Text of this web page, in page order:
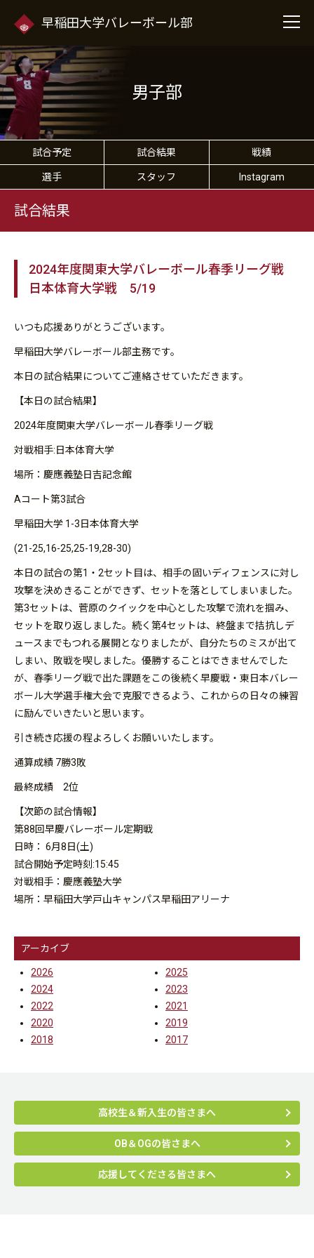
早稲田大学バレーボール部
男子部
試合予定 試合結果 戦績
選手 スタッフ Instagram
試合結果
2024年度関東大学バレーボール春季リーグ戦
日本体育大学戦 5/19
いつも応援ありがとうございます。
早稲田大学バレーボール部主務です。
本日の試合結果についてご連絡させていただきます。
【本日の試合結果】
2024年度関東大学バレーボール春季リーグ戦
対戦相手:日本体育大学
場所：慶應義塾日吉記念館
Aコート第3試合
早稲田大学 1-3日本体育大学
(21-25,16-25,25-19,28-30)
本日の試合の第1・2セット目は、相手の固いディフェンスに対し
攻撃を決めきることができず、セットを落としてしまいました。
第3セットは、菅原のクイックを中心とした攻撃で流れを掴み、
セットを取り返しました。続く第4セットは、終盤まで拮抗しデ
ュースまでもつれる展開となりましたが、自分たちのミスが出て
しまい、敗戦を喫しました。優勝することはできませんでした
が、春季リーグ戦で出た課題をこの後続く早慶戦・東日本バレー
ボール大学選手権大会で克服できるよう、これからの日々の練習
に励んでいきたいと思います。
引き続き応援の程よろしくお願いいたします。
通算成績 7勝3敗
最終成績 2位
【次節の試合情報】
第88回早慶バレーボール定期戦
日時： 6月8日(土)
試合開始予定時刻:15:45
対戦相手：慶應義塾大学
場所：早稲田大学戸山キャンパス早稲田アリーナ
アーカイブ
2026
2025
2024
2023
2022
2021
2020
2019
2018
2017
高校生＆新入生の皆さまへ
OB＆OGの皆さまへ
応援してくださる皆さまへ